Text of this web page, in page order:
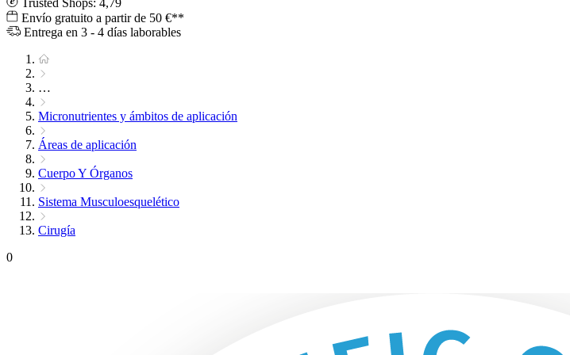
Trusted Shops: 4,79
Envío gratuito a partir de 50 €**
Entrega en 3 - 4 días laborables
…
Micronutrientes y ámbitos de aplicación
Áreas de aplicación
Cuerpo Y Órganos
Sistema Musculoesquelético
Cirugía
0